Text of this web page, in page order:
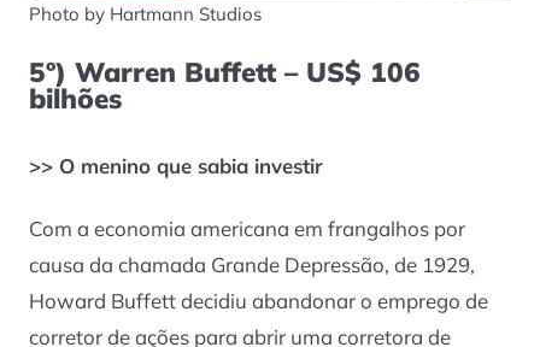
Photo by Hartmann Studios
5º) Warren Buffett – US$ 106
bilhões
>> O menino que sabia investir
Com a economia americana em frangalhos por
causa da chamada Grande Depressão, de 1929,
Howard Buffett decidiu abandonar o emprego de
corretor de ações para abrir uma corretora de